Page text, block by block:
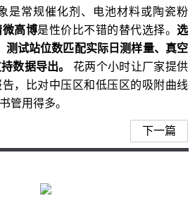
是常规催化剂、电池材料或陶瓷粉
微高博是性价比不错的替代选择。选
测试站位数匹配实际日测样量、真空
数据导出。
花两个小时让厂家提供
，比对中压区和低压区的吸附曲线
管用得多。
下一篇